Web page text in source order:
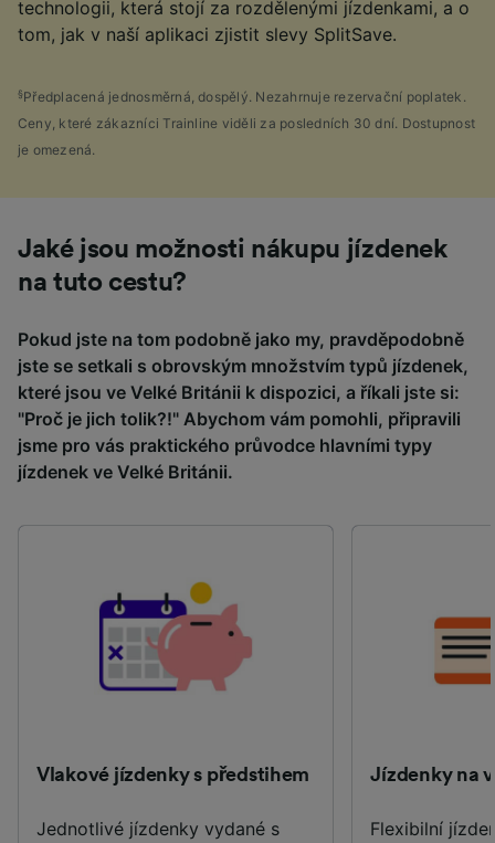
technologii, která stojí za rozdělenými jízdenkami, a o
tom, jak v naší aplikaci zjistit slevy SplitSave.
§Předplacená jednosměrná, dospělý. Nezahrnuje rezervační poplatek.
Ceny, které zákazníci Trainline viděli za posledních 30 dní. Dostupnost
je omezená.
Jaké jsou možnosti nákupu jízdenek
na tuto cestu?
Pokud jste na tom podobně jako my, pravděpodobně
jste se setkali s obrovským množstvím typů jízdenek,
které jsou ve Velké Británii k dispozici, a říkali jste si:
"Proč je jich tolik?!" Abychom vám pomohli, připravili
jsme pro vás praktického průvodce hlavními typy
jízdenek ve Velké Británii.
Vlakové jízdenky s předstihem
Jednotlivé jízdenky vydané s
Jízdenky na
Flexibilní